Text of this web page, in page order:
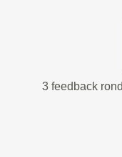
3 feedback